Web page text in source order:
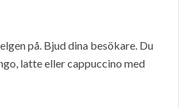
på. Bjud dina besökare. Du
latte eller cappuccino med